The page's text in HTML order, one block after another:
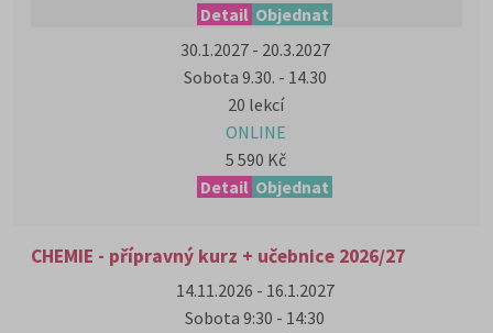
Detail Objednat
30.1.2027 - 20.3.2027
Sobota 9.30. - 14.30
20 lekcí
ONLINE
5 590 Kč
Detail Objednat
CHEMIE - přípravný kurz + učebnice 2026/27
14.11.2026 - 16.1.2027
Sobota 9:30 - 14:30